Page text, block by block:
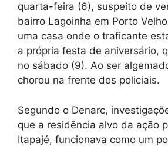
quarta-feira (6), suspeito de
bairro Lagoinha em Porto
uma casa onde o traficante
a própria festa de aniversário,
no sábado (9). Ao ser
chorou na frente dos policiais.
Segundo o Denarc,
que a residência alvo da ação
Itapajé, funcionava como um